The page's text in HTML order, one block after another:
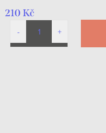
210 Kč